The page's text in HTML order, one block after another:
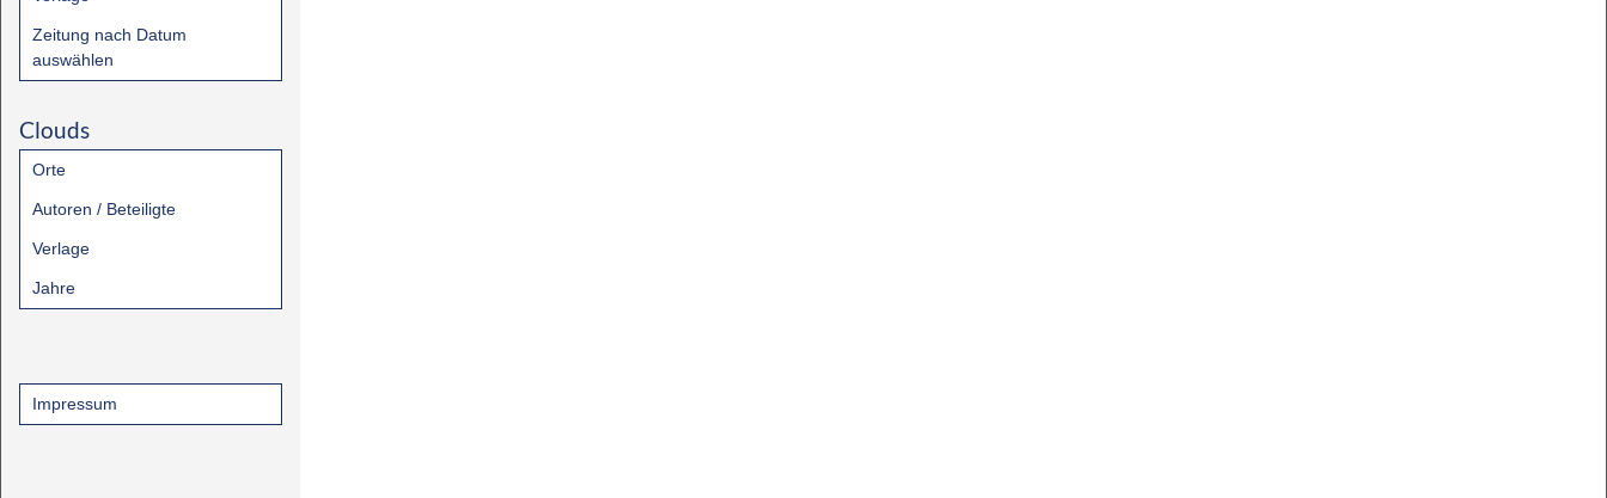
Zeitung nach Datum
auswählen
Clouds
Orte
Autoren / Beteiligte
Verlage
Jahre
Impressum